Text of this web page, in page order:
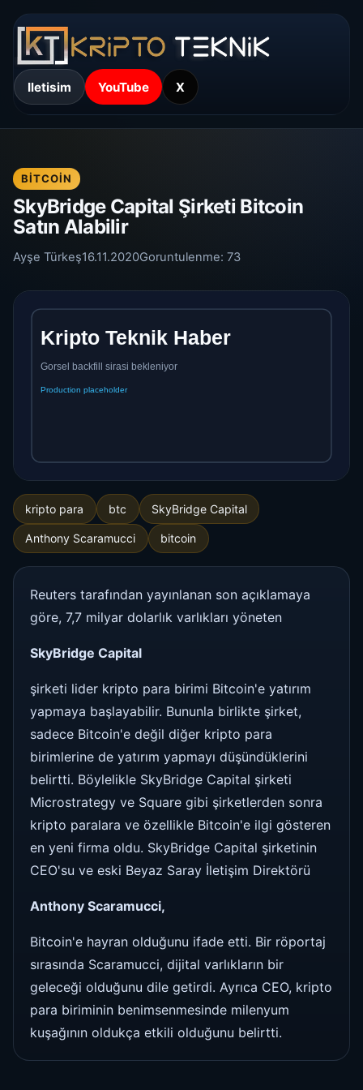
Iletisim YouTube X
BITCOIN
SkyBridge Capital Şirketi Bitcoin
Satın Alabilir
Ayşe Türkeş16.11.2020Goruntulenme: 73
kripto para btc SkyBridge Capital
Anthony Scaramucci bitcoin
Reuters tarafından yayınlanan son açıklamaya
göre, 7,7 milyar dolarlık varlıkları yöneten
SkyBridge Capital
şirketi lider kripto para birimi Bitcoin'e yatırım
yapmaya başlayabilir. Bununla birlikte şirket,
sadece Bitcoin'e değil diğer kripto para
birimlerine de yatırım yapmayı düşündüklerini
belirtti. Böylelikle SkyBridge Capital şirketi
Microstrategy ve Square gibi şirketlerden sonra
kripto paralara ve özellikle Bitcoin'e ilgi gösteren
en yeni firma oldu. SkyBridge Capital şirketinin
CEO'su ve eski Beyaz Saray İletişim Direktörü
Anthony Scaramucci,
Bitcoin'e hayran olduğunu ifade etti. Bir röportaj
sırasında Scaramucci, dijital varlıkların bir
geleceği olduğunu dile getirdi. Ayrıca CEO, kripto
para biriminin benimsenmesinde milenyum
kuşağının oldukça etkili olduğunu belirtti.